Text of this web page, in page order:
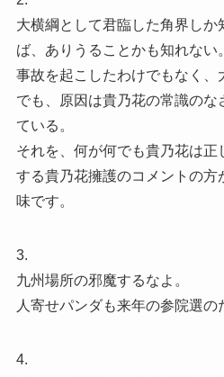
大横綱として君臨した角界しか
ば、ありうることかも知れない。
事故を起こしたわけでもなく、
でも、原因は貴乃花の常識のな
ている。
それを、何が何でも貴乃花は正
する貴乃花擁護のコメントの方
味です。
3.
九州場所の邪魔するなよ。
人寄せパンダも来年の参院選の
4.